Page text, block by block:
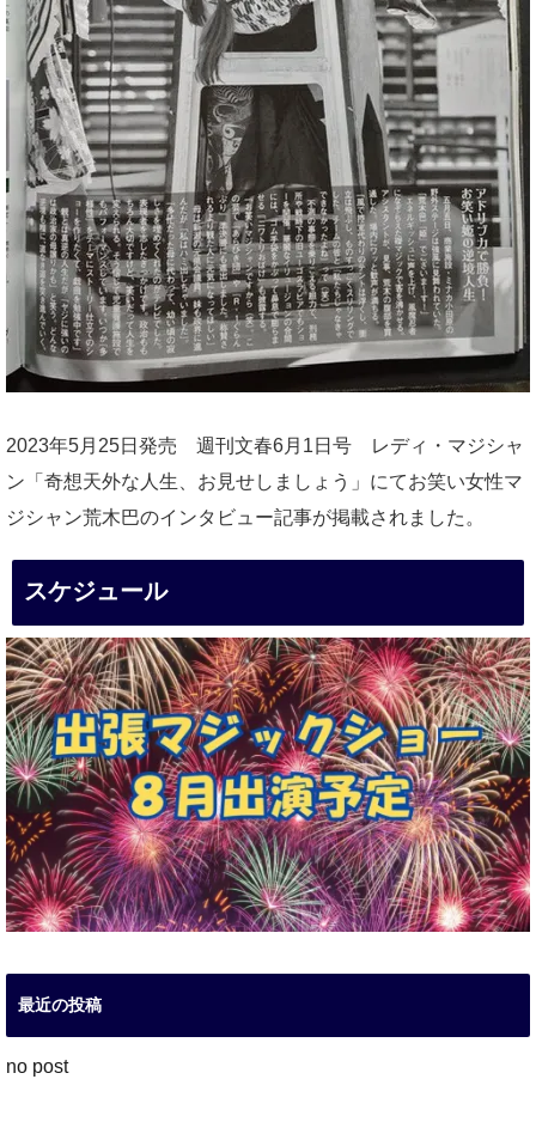
2023年5月25日発売 週刊文春6月1日号 レディ・マジシャ
ン「奇想天外な人生、お見せしましょう」にてお笑い女性マ
ジシャン荒木巴のインタビュー記事が掲載されました。
スケジュール
最近の投稿
no post